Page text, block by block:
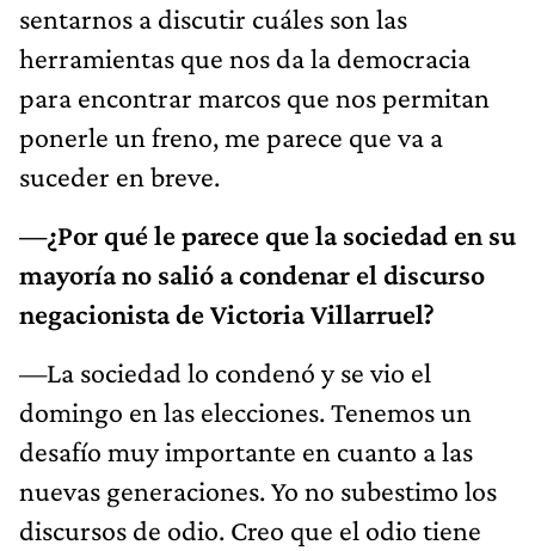
sentarnos a discutir cuáles son las
herramientas que nos da la democracia
para encontrar marcos que nos permitan
ponerle un freno, me parece que va a
suceder en breve.
—¿Por qué le parece que la sociedad en su
mayoría no salió a condenar el discurso
negacionista de Victoria Villarruel?
—La sociedad lo condenó y se vio el
domingo en las elecciones. Tenemos un
desafío muy importante en cuanto a las
nuevas generaciones. Yo no subestimo los
discursos de odio. Creo que el odio tiene